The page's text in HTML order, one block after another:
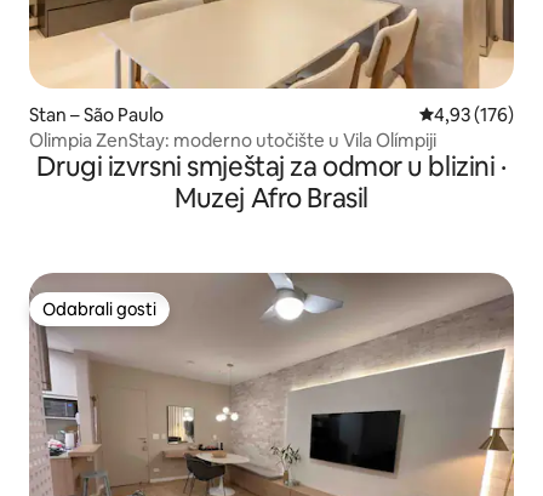
Stan – São Paulo Prosječna
4,93 (176)
Olimpia ZenStay: moderno utočište u Vila Olímpiji
Drugi izvrsni smještaj za odmor u blizini ·
Muzej Afro Brasil
Odabrali gosti
Odabrali gosti